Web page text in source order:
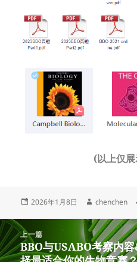
(以上仅展
发
2026年1月8日
作
chenchen
文
章
导
上一篇
上
BBO与USABO考察内